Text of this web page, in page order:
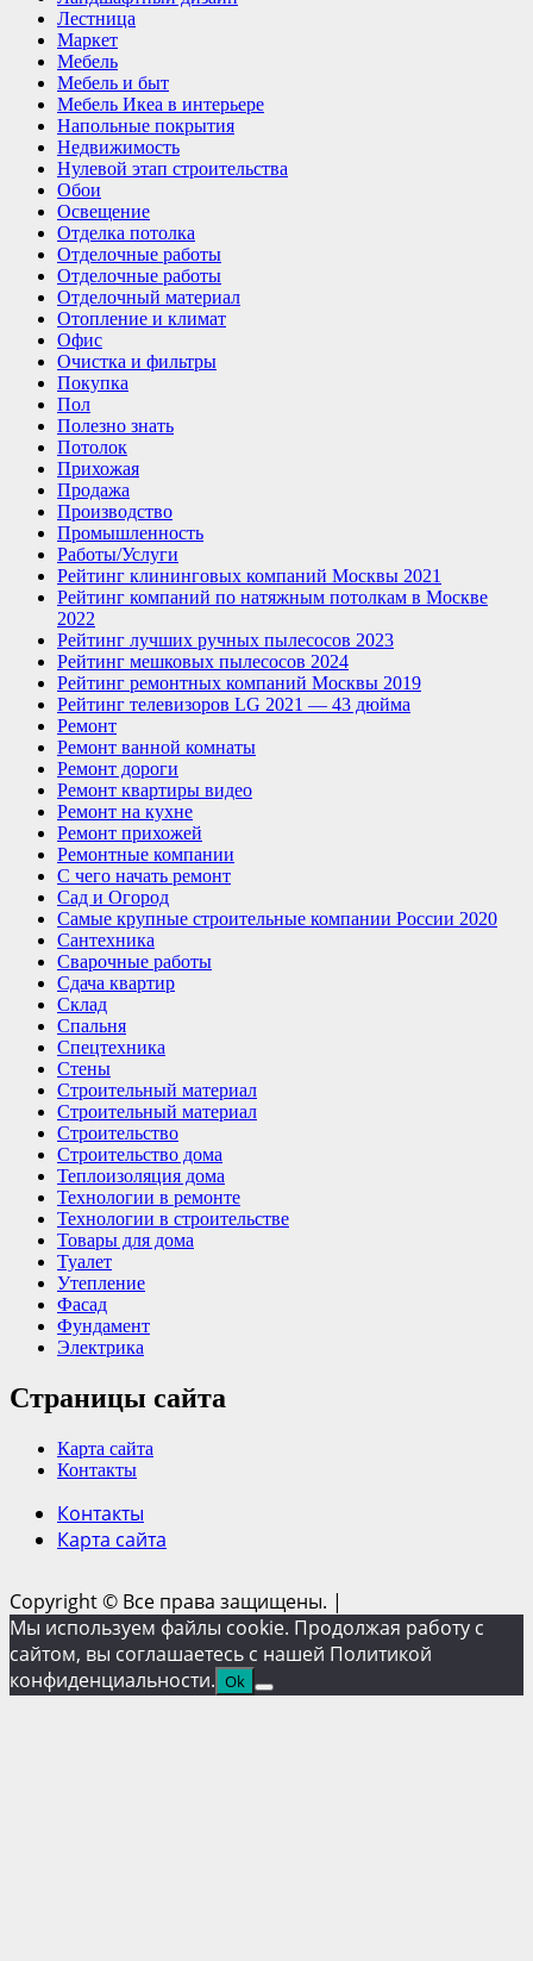
Лестница
Маркет
Мебель
Мебель и быт
Мебель Икеа в интерьере
Напольные покрытия
Недвижимость
Нулевой этап строительства
Обои
Освещение
Отделка потолка
Отделочные работы
Отделочные работы
Отделочный материал
Отопление и климат
Офис
Очистка и фильтры
Покупка
Пол
Полезно знать
Потолок
Прихожая
Продажа
Производство
Промышленность
Работы/Услуги
Рейтинг клининговых компаний Москвы 2021
Рейтинг компаний по натяжным потолкам в Москве
2022
Рейтинг лучших ручных пылесосов 2023
Рейтинг мешковых пылесосов 2024
Рейтинг ремонтных компаний Москвы 2019
Рейтинг телевизоров LG 2021 — 43 дюйма
Ремонт
Ремонт ванной комнаты
Ремонт дороги
Ремонт квартиры видео
Ремонт на кухне
Ремонт прихожей
Ремонтные компании
С чего начать ремонт
Сад и Огород
Самые крупные строительные компании России 2020
Сантехника
Сварочные работы
Сдача квартир
Склад
Спальня
Спецтехника
Стены
Строительный материал
Строительный материал
Строительство
Строительство дома
Теплоизоляция дома
Технологии в ремонте
Технологии в строительстве
Товары для дома
Туалет
Утепление
Фасад
Фундамент
Электрика
Страницы сайта
Карта сайта
Контакты
Контакты
Карта сайта
Copyright © Все права защищены. |
Мы используем файлы cookie. Продолжая работу с
сайтом, вы соглашаетесь с нашей Политикой
конфиденциальности. Ok